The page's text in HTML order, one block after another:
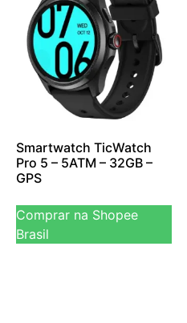
Smartwatch TicWatch
Pro 5 – 5ATM – 32GB –
GPS
Comprar na Shopee
Brasil